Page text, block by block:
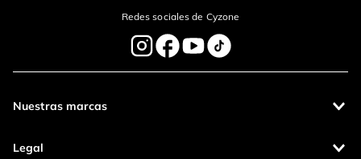
Redes sociales de Cyzone
Nuestras marcas
Legal